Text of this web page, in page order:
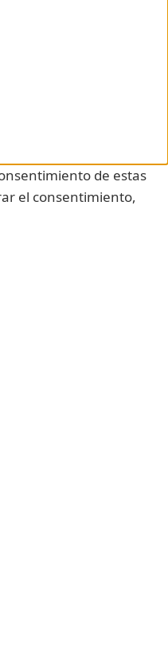
de estas
el consentimiento,